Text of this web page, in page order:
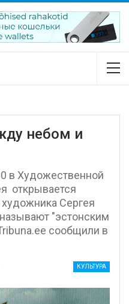
небом и
в Художественной
открывается
Сергея
"эстонским
сообщили в
КУЛЬТУРА